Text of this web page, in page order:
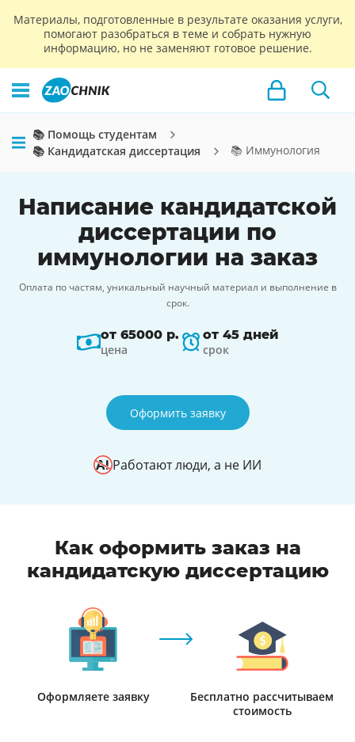
Материалы, подготовленные в результате оказания услуги,
помогают разобраться в теме и собрать нужную
информацию, но не заменяют готовое решение.
📚 Помощь студентам
📚 Кандидатская диссертация
📚 Иммунология
Написание кандидатской
диссертации по
иммунологии на заказ
Оплата по частям, уникальный научный материал и выполнение в
срок.
от 65000 р.
цена
от 45 дней
срок
Оформить заявку
Работают люди, а не ИИ
Как оформить заказ на
кандидатскую диссертацию
Оформляете заявку
Бесплатно рассчитываем
стоимость